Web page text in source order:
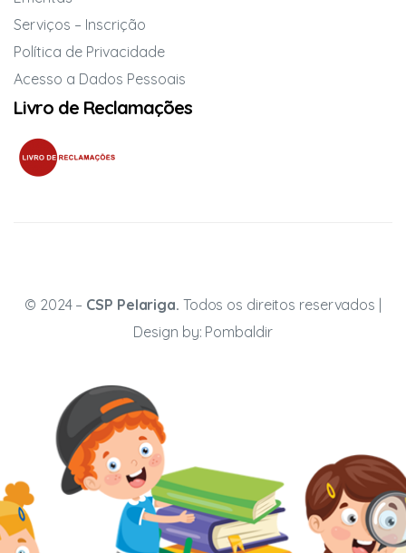
Serviços – Inscrição
Política de Privacidade
Acesso a Dados Pessoais
Livro de Reclamações
© 2024 – CSP Pelariga. Todos os direitos reservados |
Design by: Pombaldir